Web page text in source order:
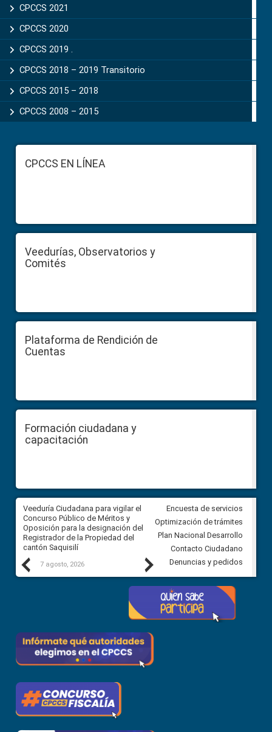
CPCCS 2021
CPCCS 2020
CPCCS 2019 .
CPCCS 2018 – 2019 Transitorio
CPCCS 2015 – 2018
CPCCS 2008 – 2015
FooterCPCCS EN LÍNEA
Veedurías, Observatorios y
Comités
Plataforma de Rendición de
Cuentas
Formación ciudadana y
capacitación
Previous
Veeduría Ciudadana para vigilar el
Concurso Público de Méritos y
Oposición para la designación del
Registrador de la Propiedad del
cantón Saquisilí
7 agosto, 2026
Veeduría Ciudadana para
construcción del asfaltado de
Ballenita del cantón Santa
7 agosto, 2026
Next
Encuesta de servicios
Optimización de trámites
Plan Nacional Desarrollo
Contacto Ciudadano
Denuncias y pedidos